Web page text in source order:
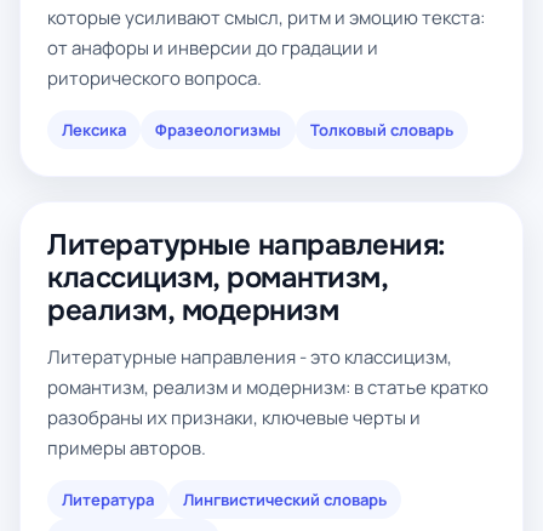
которые усиливают смысл, ритм и эмоцию текста:
от анафоры и инверсии до градации и
риторического вопроса.
Лексика Фразеологизмы Толковый словарь
Литературные направления:
классицизм, романтизм,
реализм, модернизм
Литературные направления - это классицизм,
романтизм, реализм и модернизм: в статье кратко
разобраны их признаки, ключевые черты и
примеры авторов.
Литература
Лингвистический словарь